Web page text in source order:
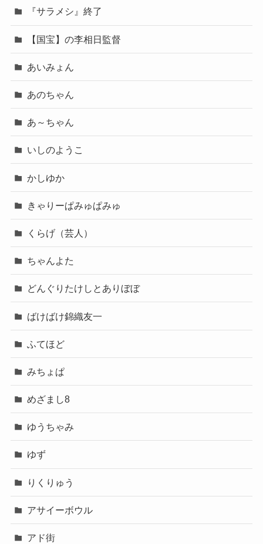
『サラメシ』終了
【国宝】の李相日監督
あいみょん
あのちゃん
あ～ちゃん
いしのようこ
かしゆか
きゃりーぱみゅぱみゅ
くらげ（芸人）
ちゃんよた
どんぐりたけしとありぼぼ
ばけばけ錦織友一
ふてほど
みちょぱ
めざまし8
ゆうちゃみ
ゆず
りくりゅう
アサイーボウル
アド街